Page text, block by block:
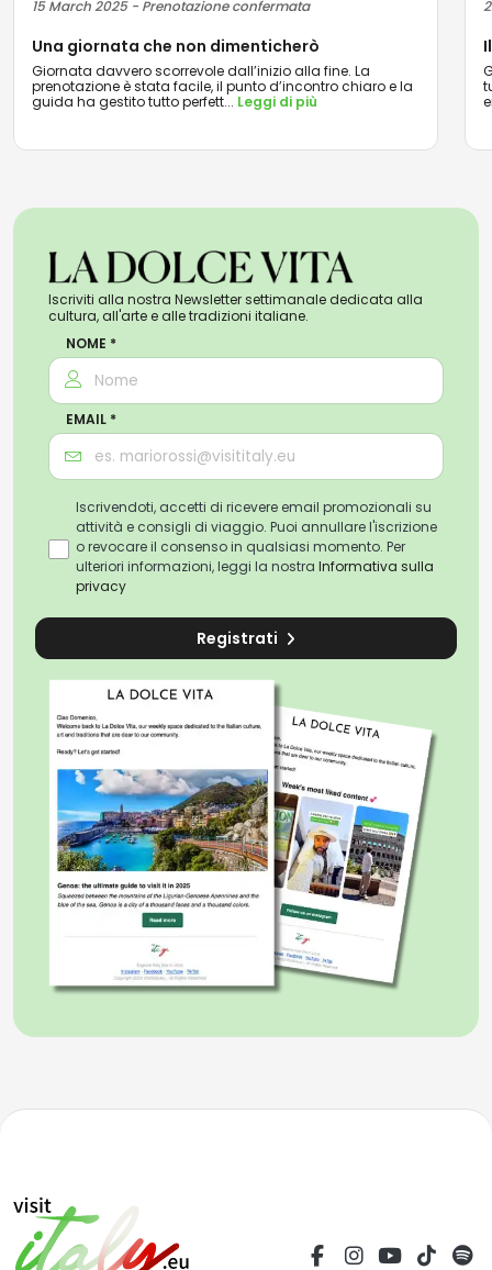
15 March 2025 - Prenotazione confermata
Una giornata che non dimenticherò
Giornata davvero scorrevole dall’inizio alla fine. La
prenotazione è stata facile, il punto d’incontro chiaro e la
guida ha gestito tutto perfett... Leggi di più
Iscriviti alla nostra Newsletter settimanale dedicata alla
cultura, all'arte e alle tradizioni italiane.
NOME *
EMAIL *
Iscrivendoti, accetti di ricevere email promozionali su
attività e consigli di viaggio. Puoi annullare l'iscrizione
o revocare il consenso in qualsiasi momento. Per
ulteriori informazioni, leggi la nostra Informativa sulla
privacy
Registrati